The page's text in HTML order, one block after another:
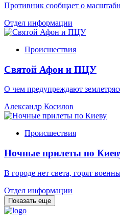
Противник сообщает о
Отдел информации
Происшествия
Святой Афон и ПЦУ
О чем предупреждают
Александр Косилов
Происшествия
Ночные прилеты по
В городе нет света, горят
Отдел информации
Показать еще